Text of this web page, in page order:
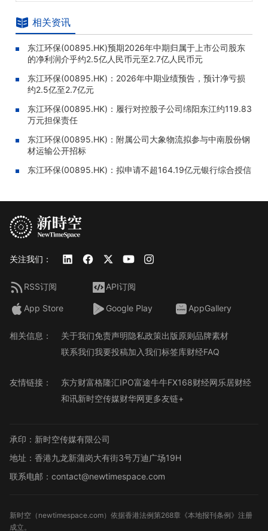
相关资讯
东江环保(00895.HK)预期2026年中期归属于上市公司股东
的净利润介乎约2.5亿人民币元至2.7亿人民币元
东江环保(00895.HK)：2026年中期业绩预告，预计净亏损
约2.5亿至2.7亿元
东江环保(00895.HK)：履行对控股子公司绵阳东江约119.83
万元担保责任
东江环保(00895.HK)：附属公司大象物流拟参与中南股份钢
材运输公开招标
东江环保(00895.HK)：拟申请不超164.19亿元银行综合授信
关注我们：
RSS订阅 API订阅
App Store Google Play AppGallery
相关信息： 关于我们免责声明隐私政策出版原则品牌素材
联系我们我要投稿加入我们标签库财经FAQ
友情链接： 东方财富格隆汇IPO富途牛牛FX168财经网乐居财经
和讯新时空传媒财华网更多友链+
承印：新时空传媒有限公司
地址：香港九龙新蒲岗大有街3号万迪广场19H
联系电邮：contact@newtimespace.com
新时空（ newtimespace.com）依据香港法例第268章《本地报刊条例》注册
成立。